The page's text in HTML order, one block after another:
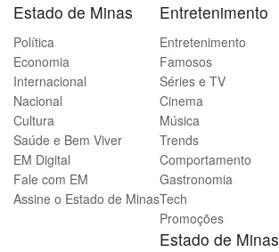
Estado de Minas
Política
Economia
Internacional
Nacional
Cultura
Saúde e Bem Viver
EM Digital
Fale com EM
Assine o Estado de Minas
Entretenimento
Entretenimento
Famosos
Séries e TV
Cinema
Música
Trends
Comportamento
Gastronomia
Tech
Promoções
Estado de Minas